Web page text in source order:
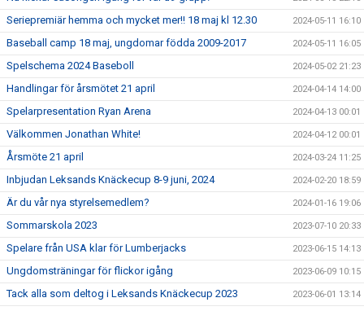
Seriepremiär hemma och mycket mer!! 18 maj kl 12.30 2024-05-11 16:10
Baseball camp 18 maj, ungdomar födda 2009-2017 2024-05-11 16:05
Spelschema 2024 Baseboll 2024-05-02 21:23
Handlingar för årsmötet 21 april 2024-04-14 14:00
Spelarpresentation Ryan Arena 2024-04-13 00:01
Välkommen Jonathan White! 2024-04-12 00:01
Årsmöte 21 april 2024-03-24 11:25
Inbjudan Leksands Knäckecup 8-9 juni, 2024 2024-02-20 18:59
Är du vår nya styrelsemedlem? 2024-01-16 19:06
Sommarskola 2023 2023-07-10 20:33
Spelare från USA klar för Lumberjacks 2023-06-15 14:13
Ungdomsträningar för flickor igång 2023-06-09 10:15
Tack alla som deltog i Leksands Knäckecup 2023 2023-06-01 13:14